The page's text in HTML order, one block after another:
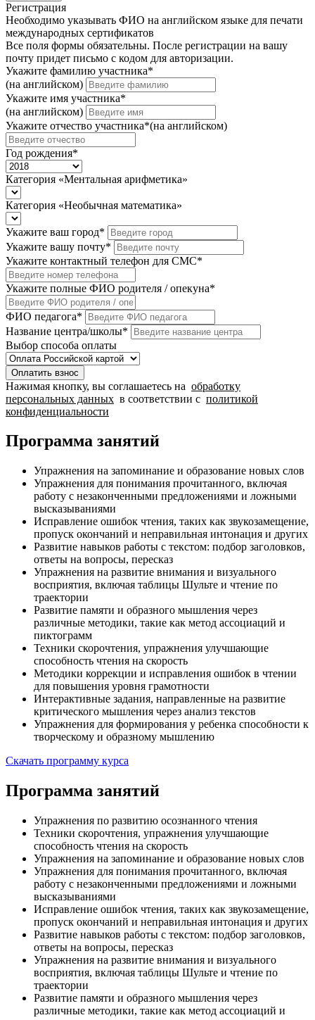
Регистрация
Необходимо указывать ФИО на английском языке для печати
международных сертификатов
Все поля формы обязательны. После регистрации на вашу
почту придет письмо c кодом для авторизации.
Укажите фамилию участника*
(на английском)
Укажите имя участника*
(на английском)
Укажите отчество участника*(на английском)
Год рождения*
Категория «Ментальная арифметика»
Категория «Необычная математика»
Укажите ваш город*
Укажите вашу почту*
Укажите контактный телефон для СМС*
Укажите полные ФИО родителя / опекуна*
ФИО педагога*
Название центра/школы*
Выбор способа оплаты
Оплатить взнос
Нажимая кнопку, вы соглашаетесь на обработку
персональных данных в соответствии с политикой
конфиденциальности
Программа занятий
Упражнения на запоминание и образование новых слов
Упражнения для понимания прочитанного, включая
работу с незаконченными предложениями и ложными
высказываниями
Исправление ошибок чтения, таких как звукозамещение,
пропуск окончаний и неправильная интонация и других
Развитие навыков работы с текстом: подбор заголовков,
ответы на вопросы, пересказ
Упражнения на развитие внимания и визуального
восприятия, включая таблицы Шульте и чтение по
траектории
Развитие памяти и образного мышления через
различные методики, такие как метод ассоциаций и
пиктограмм
Техники скорочтения, упражнения улучшающие
способность чтения на скорость
Методики коррекции и исправления ошибок в чтении
для повышения уровня грамотности
Интерактивные задания, направленные на развитие
критического мышления через анализ текстов
Упражнения для формирования у ребенка способности к
творческому и образному мышлению
Скачать программу курса
Программа занятий
Упражнения по развитию осознанного чтения
Техники скорочтения, упражнения улучшающие
способность чтения на скорость
Упражнения на запоминание и образование новых слов
Упражнения для понимания прочитанного, включая
работу с незаконченными предложениями и ложными
высказываниями
Исправление ошибок чтения, таких как звукозамещение,
пропуск окончаний и неправильная интонация и других
Развитие навыков работы с текстом: подбор заголовков,
ответы на вопросы, пересказ
Упражнения на развитие внимания и визуального
восприятия, включая таблицы Шульте и чтение по
траектории
Развитие памяти и образного мышления через
различные методики, такие как метод ассоциаций и